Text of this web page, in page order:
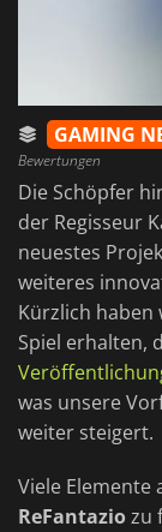
GAMING
Bewertungen
Die Schöpfer
der Regisseur
neuestes
weiteres
Kürzlich
Spiel erhalten,
was unsere
weiter steigert.
Viele Elemente
ReFantaziozu